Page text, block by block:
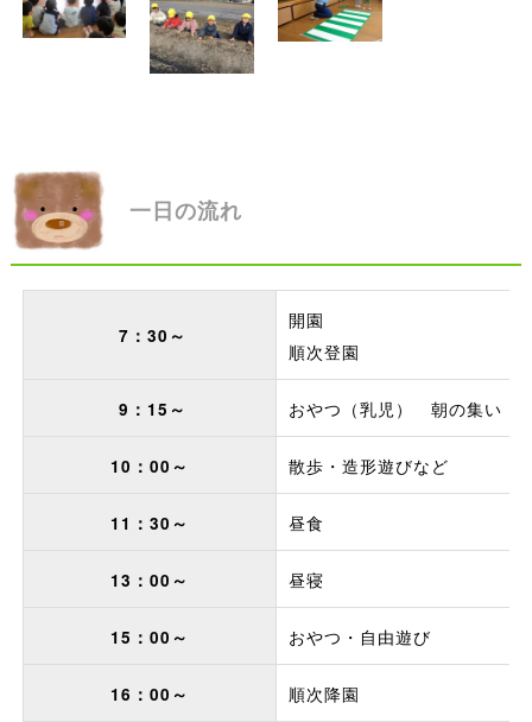
一日の流れ
7：30～
開園
順次登園
9：15～ おやつ（乳児） 朝の集い（
10：00～ 散歩・造形遊びなど
11：30～ 昼食
13：00～ 昼寝
15：00～ おやつ・自由遊び
16：00～ 順次降園